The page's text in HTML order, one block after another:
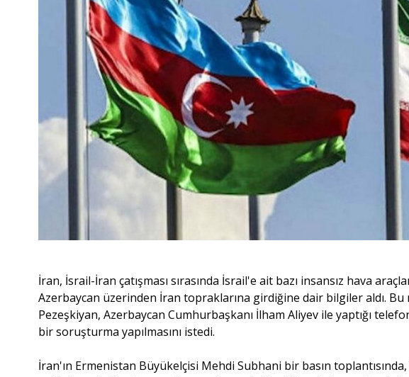
İran, İsrail-İran çatışması sırasında İsrail'e ait bazı insansız hava
Azerbaycan üzerinden İran topraklarına girdiğine dair bilgiler aldı.
Pezeşkiyan, Azerbaycan Cumhurbaşkanı İlham Aliyev ile yaptığı
bir soruşturma yapılmasını istedi.
İran'ın Ermenistan Büyükelçisi Mehdi Subhani bir basın